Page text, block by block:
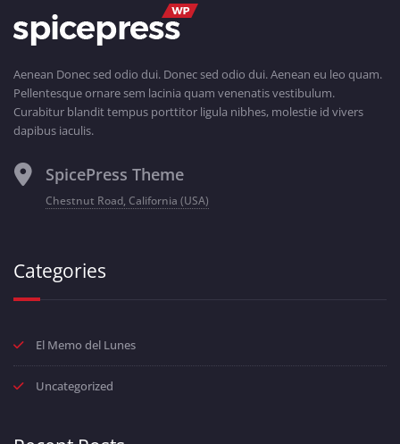
Aenean Donec sed odio dui. Donec sed odio dui. Aenean eu leo quam.
Pellentesque ornare sem lacinia quam venenatis vestibulum.
Curabitur blandit tempus porttitor ligula nibhes, molestie id vivers
dapibus iaculis.
SpicePress Theme
Chestnut Road, California (USA)
Categories
El Memo del Lunes
Uncategorized